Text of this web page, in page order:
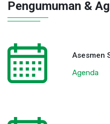
Pengumuman &
Asesmen
Agenda